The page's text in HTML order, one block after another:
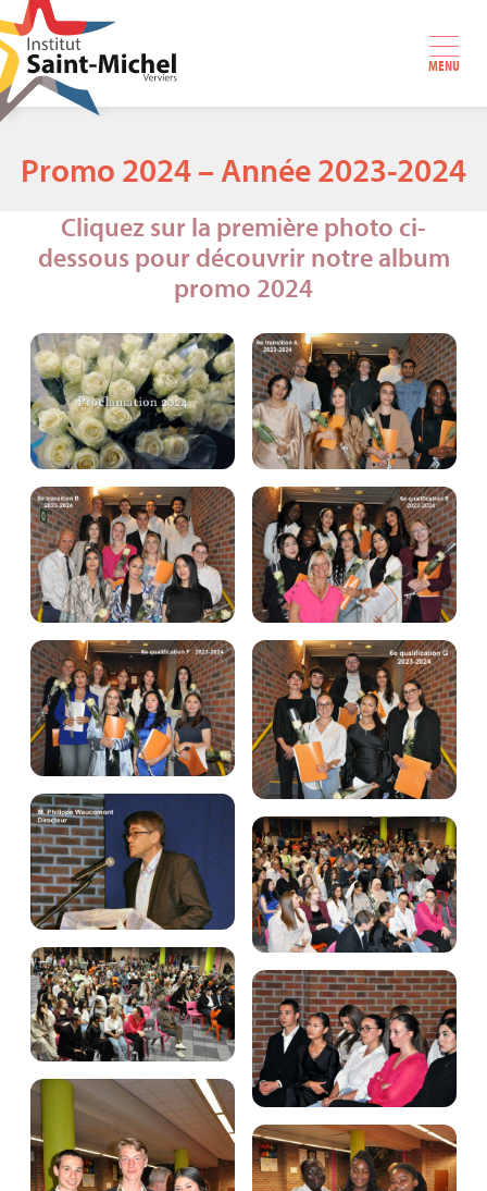
MENU
Promo 2024 – Année 2023-2024
Cliquez sur la première photo ci-
dessous pour découvrir notre album
promo 2024